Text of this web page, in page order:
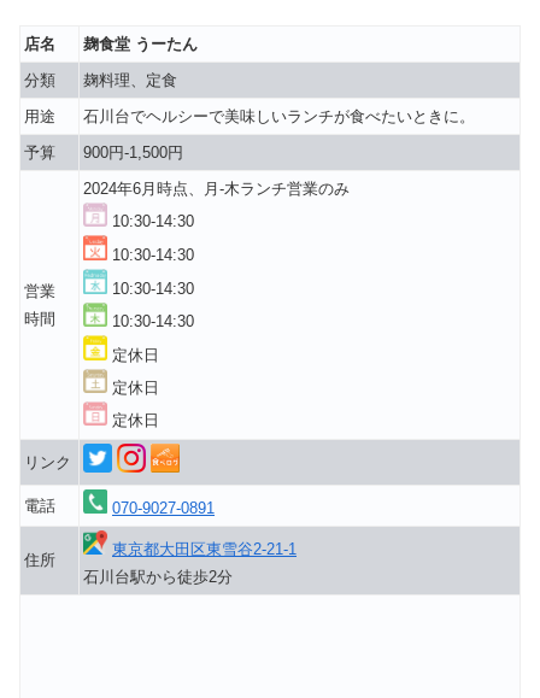
店名
麹食堂 うーたん
分類
麹料理、定食
用途
石川台でヘルシーで美味しいランチが食べたいときに。
予算
900円-1,500円
営業
時間
2024年6月時点、月-木ランチ営業のみ
10:30-14:30
10:30-14:30
10:30-14:30
10:30-14:30
定休日
定休日
定休日
リンク
電話 070-9027-0891
住所
東京都大田区東雪谷2-21-1
石川台駅から徒歩2分